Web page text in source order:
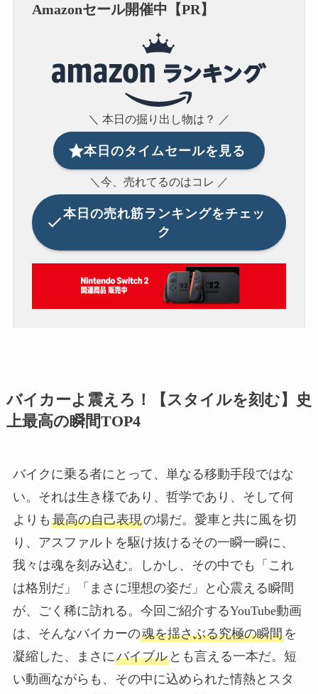
Amazonセール開催中【PR】
＼ 本日の掘り出し物は？ ／
本日のタイムセールを見る
＼今、売れてるのはコレ ／
本日の売れ筋ランキングをチェッ
ク
バイカーよ震えろ！【スタイルを刻む】史
上最高の瞬間TOP4
バイクに乗る者にとって、単なる移動手段ではな
い。それは生き様であり、哲学であり、そして何
よりも 最高の自己表現の場だ。愛車と共に風を切
り、アスファルトを駆け抜けるその一瞬一瞬に、
我々は魂を刻み込む。しかし、その中でも「これ
は格別だ」「まさに理想の姿だ」と心震える瞬間
が、ごく稀に訪れる。今回ご紹介するYouTube動画
は、そんなバイカーの魂を揺さぶる究極の瞬間を
凝縮した、まさにバイブルとも言える一本だ。短
い動画ながらも、その中に込められた情熱とスタ